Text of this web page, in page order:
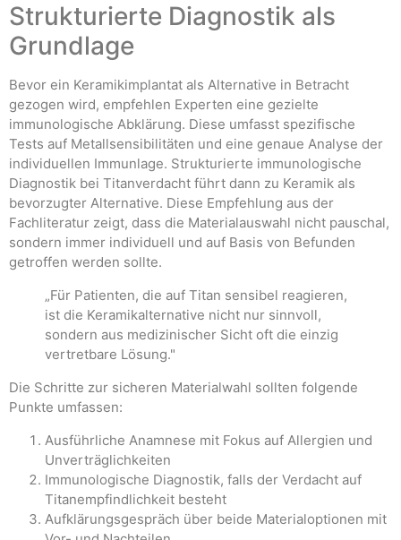
Strukturierte Diagnostik als
Grundlage
Bevor ein Keramikimplantat als Alternative in Betracht
gezogen wird, empfehlen Experten eine gezielte
immunologische Abklärung. Diese umfasst spezifische
Tests auf Metallsensibilitäten und eine genaue Analyse der
individuellen Immunlage. Strukturierte immunologische
Diagnostik bei Titanverdacht führt dann zu Keramik als
bevorzugter Alternative. Diese Empfehlung aus der
Fachliteratur zeigt, dass die Materialauswahl nicht pauschal,
sondern immer individuell und auf Basis von Befunden
getroffen werden sollte.
„Für Patienten, die auf Titan sensibel reagieren,
ist die Keramikalternative nicht nur sinnvoll,
sondern aus medizinischer Sicht oft die einzig
vertretbare Lösung."
Die Schritte zur sicheren Materialwahl sollten folgende
Punkte umfassen:
Ausführliche Anamnese mit Fokus auf Allergien und
Unverträglichkeiten
Immunologische Diagnostik, falls der Verdacht auf
Titanempfindlichkeit besteht
Aufklärungsgespräch über beide Materialoptionen mit